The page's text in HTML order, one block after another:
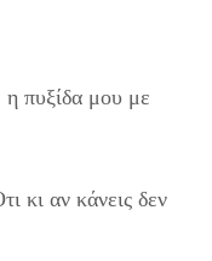
πυξίδα μου με
κι αν κάνεις δεν